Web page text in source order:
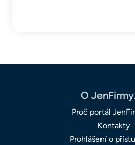
O
Proč portál
Kontakty
Prohlášení o